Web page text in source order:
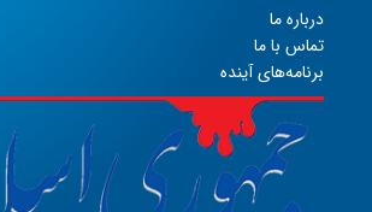
درباره ما
تماس با ما
برنامه‌های آینده